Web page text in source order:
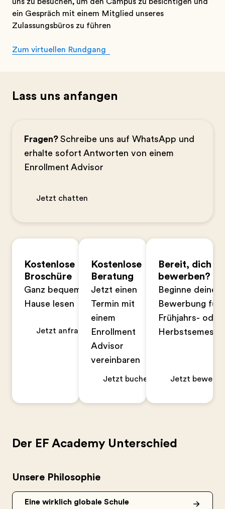
ein Gespräch mit einem Mitglied unseres
Zulassungsbüros zu führen
Zum virtuellen Rundgang
Lass uns anfangen
Fragen? Schreibe uns auf WhatsApp und
erhalte sofort Antworten von einem
Enrollment Advisor
Jetzt chatten
Kostenlose
Broschüre
Ganz bequem zu
Hause lesen
Jetzt anfragen
Kostenlose
Beratung
Jetzt einen
Termin mit
einem
Enrollment
Advisor
vereinbaren
Jetzt buchen
Bereit, dich zu
bewerben?
Beginne deine
Bewerbung für
Frühjahrs- oder
Jetzt
Der EF Academy Unterschied
Unsere Philosophie
Eine wirklich globale Schule